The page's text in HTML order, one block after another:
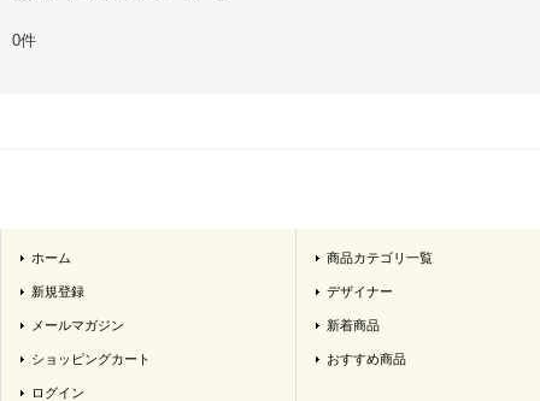
0件
ホーム
新規登録
メールマガジン
ショッピングカート
ログイン
商品カテゴリ一覧
デザイナー
新着商品
おすすめ商品